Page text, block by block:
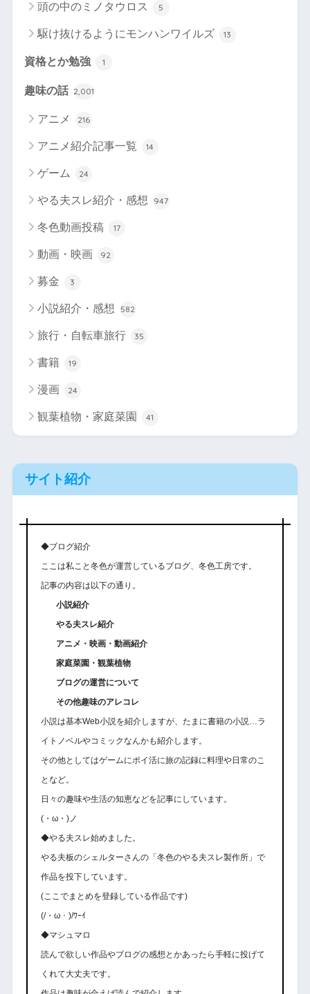
頭の中のミノタウロス 5
駆け抜けるようにモンハンワイルズ 13
資格とか勉強 1
趣味の話 2,001
アニメ 216
アニメ紹介記事一覧 14
ゲーム 24
やる夫スレ紹介・感想 947
冬色動画投稿 17
動画・映画 92
募金 3
小説紹介・感想 582
旅行・自転車旅行 35
書籍 19
漫画 24
観葉植物・家庭菜園 41
サイト紹介
◆ブログ紹介
ここは私こと冬色が運営しているブログ、冬色工房です。
記事の内容は以下の通り。
小説紹介
やる夫スレ紹介
アニメ・映画・動画紹介
家庭菜園・観葉植物
ブログの運営について
その他趣味のアレコレ
小説は基本Web小説を紹介しますが、たまに書籍の小説…ラ
イトノベルやコミックなんかも紹介します。
その他としてはゲームにポイ活に旅の記録に料理や日常のこ
となど。
日々の趣味や生活の知恵などを記事にしています。
(・ω・)ノ
◆やる夫スレ始めました。
やる夫板のシェルターさんの「冬色のやる夫スレ製作所」で
作品を投下しています。
(ここでまとめを登録している作品です)
(/・ω・)/ﾜｰｲ
◆マシュマロ
読んで欲しい作品やブログの感想とかあったら手軽に投げて
くれて大丈夫です。